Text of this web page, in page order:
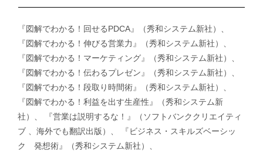
『図解でわかる！回せるPDCA』（秀和システム新社）、
『図解でわかる！伸びる営業力』（秀和システム新社）、
『図解でわかる！マーケティング』（秀和システム新社）、
『図解でわかる！伝わるプレゼン』（秀和システム新社）、
『図解でわかる！段取り時間術』（秀和システム新社）、
『図解でわかる！利益を出す生産性』（秀和システム新
社）、 『営業は説明するな！』（ソフトバンククリエイティ
ブ 、海外でも翻訳出版）、 『ビジネス・スキルズベーシッ
ク 発想術』（秀和システム新社）、